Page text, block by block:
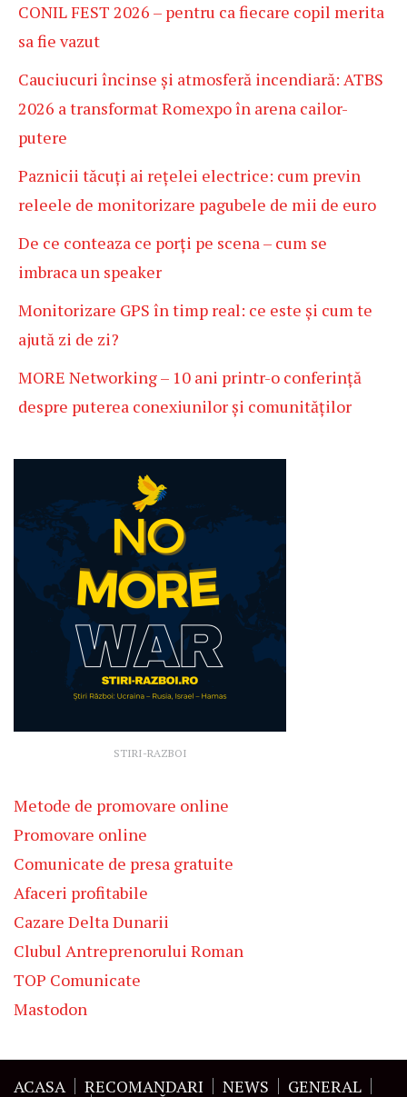
CONIL FEST 2026 – pentru ca fiecare copil merita
sa fie vazut
Cauciucuri încinse și atmosferă incendiară: ATBS
2026 a transformat Romexpo în arena cailor-
putere
Paznicii tăcuți ai rețelei electrice: cum previn
releele de monitorizare pagubele de mii de euro
De ce conteaza ce porți pe scena – cum se
imbraca un speaker
Monitorizare GPS în timp real: ce este și cum te
ajută zi de zi?
MORE Networking – 10 ani printr-o conferință
despre puterea conexiunilor și comunităților
STIRI-RAZBOI
Metode de promovare online
Promovare online
Comunicate de presa gratuite
Afaceri profitabile
Cazare Delta Dunarii
Clubul Antreprenorului Roman
TOP Comunicate
Mastodon
ACASA RECOMANDARI NEWS GENERAL